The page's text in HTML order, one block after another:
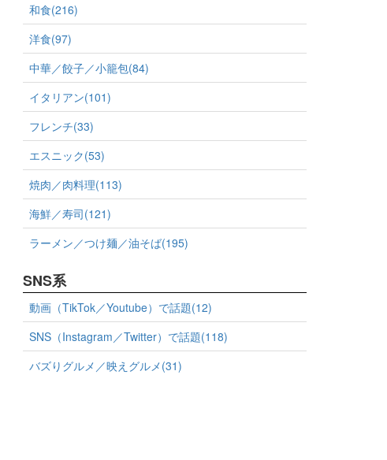
和食(216)
洋食(97)
中華／餃子／小籠包(84)
イタリアン(101)
フレンチ(33)
エスニック(53)
焼肉／肉料理(113)
海鮮／寿司(121)
ラーメン／つけ麺／油そば(195)
SNS系
動画（TikTok／Youtube）で話題(12)
SNS（Instagram／Twitter）で話題(118)
バズりグルメ／映えグルメ(31)